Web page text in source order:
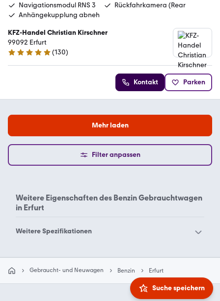
Navigationsmodul RNS 3
Rückfahrkamera (Rear
Anhängekupplung abneh
KFZ-Handel Christian Kirschner
99092 Erfurt
5 Sterne
(130)
Kontakt Parken
Mehr laden
Filter anpassen
Suche speichern
Weitere Eigenschaften des Benzin Gebrauchtwagen
in Erfurt
Weitere Spezifikationen
Benzin Gebrauchtwagen
in Berlin
Gebraucht- und Neuwagen Benzin Erfurt